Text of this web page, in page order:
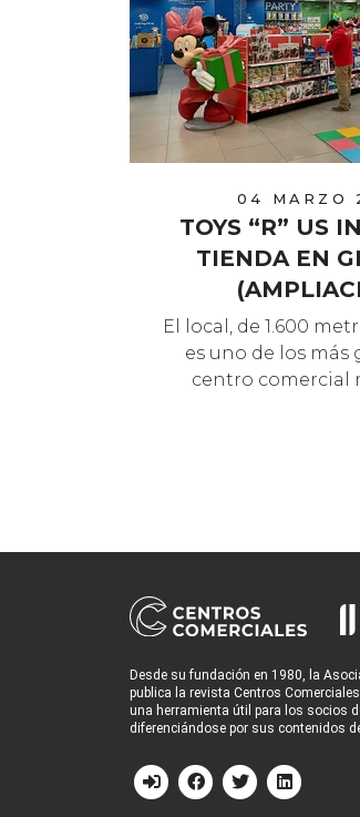
04 MARZO
TOYS “R” US
TIENDA EN
El local, de 1.600
es uno de los más
centro comercial
Desde su fundación en 1980, la
publica la revista Centros
una herramienta útil para los socios
diferenciándose por sus contenidos